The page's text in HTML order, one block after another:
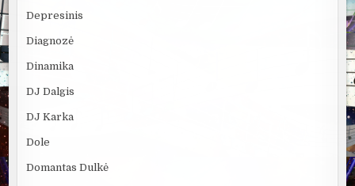
Depresinis
Diagnozė
Dinamika
DJ Dalgis
DJ Karka
Dole
Domantas Dulkė